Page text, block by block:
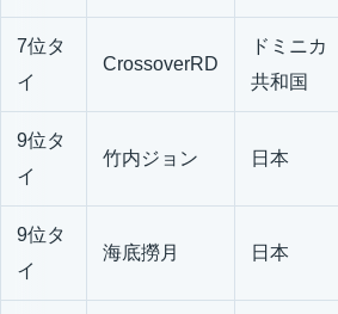
7位タ
イ
CrossoverRD
ドミニカ
共和国
9位タ
イ
竹内ジョン 日本
9位タ
イ
海底撈月 日本